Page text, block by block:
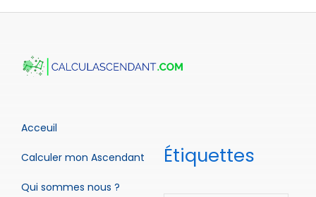
Acceuil
Calculer mon Ascendant
Qui sommes nous ?
Étiquettes